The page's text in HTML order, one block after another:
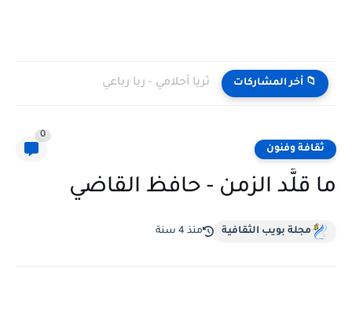
📁 أخر المشاركات ثريا أحلامي - ربا رباعي
ثقافة وفنون
0
ما قلَّد الزمن - حافظ القاضي
مجلة بويب الثقافية منذ 4 سنة